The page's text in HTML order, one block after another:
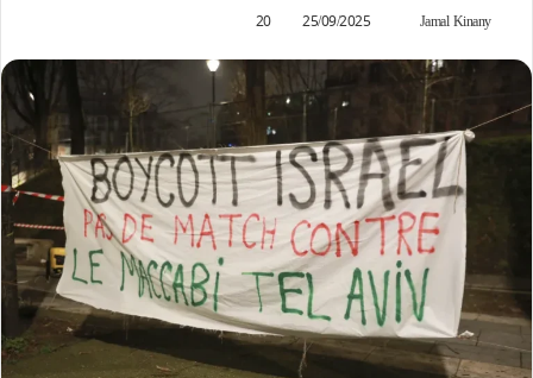
Jamal Kinany
ب
ر
ي
د
ا
إ
ل
ك
ت
25/09/2025
20